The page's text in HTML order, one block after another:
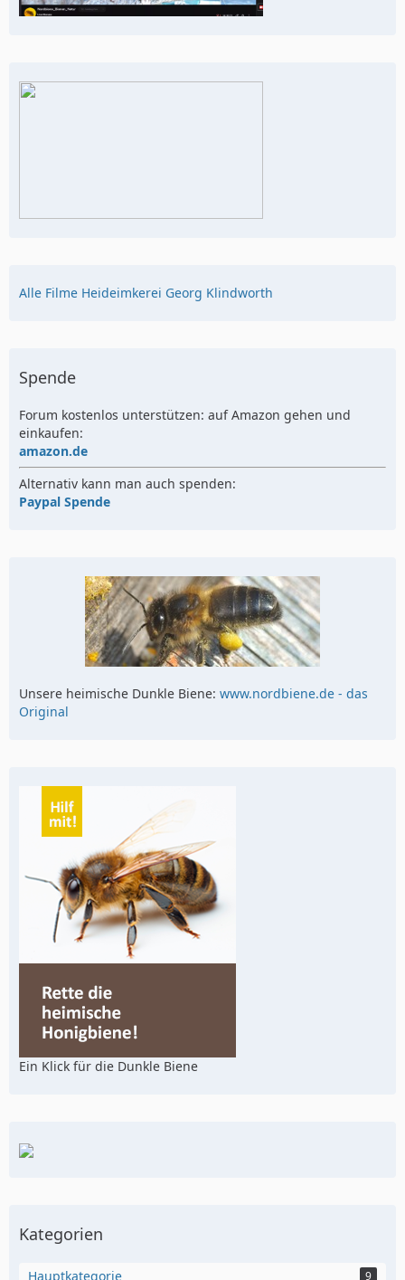
Alle Filme Heideimkerei Georg Klindworth
Spende
Forum kostenlos unterstützen: auf Amazon gehen und
einkaufen:
amazon.de
Alternativ kann man auch spenden:
Paypal Spende
Unsere heimische Dunkle Biene: www.nordbiene.de - das
Original
Ein Klick für die Dunkle Biene
Kategorien
Hauptkategorie 9